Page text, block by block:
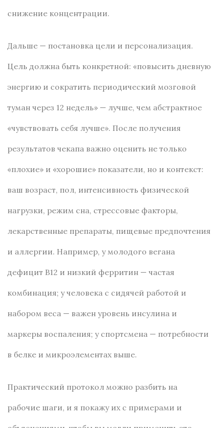
снижение концентрации.
Дальше — постановка цели и персонализация.
Цель должна быть конкретной: «повысить дневную
энергию и сократить периодический мозговой
туман через 12 недель» — лучше, чем абстрактное
«чувствовать себя лучше». После получения
результатов чекапа важно оценить не только
«плохие» и «хорошие» показатели, но и контекст:
ваш возраст, пол, интенсивность физической
нагрузки, режим сна, стрессовые факторы,
лекарственные препараты, пищевые предпочтения
и аллергии. Например, у молодого вегана
дефицит B12 и низкий ферритин — частая
комбинация; у человека с сидячей работой и
набором веса — важен уровень инсулина и
маркеры воспаления; у спортсмена — потребности
в белке и микроэлементах выше.
Практический протокол можно разбить на
рабочие шаги, и я покажу их с примерами и